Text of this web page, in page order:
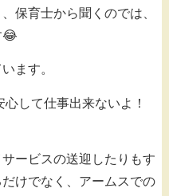
保育士から聞くのでは、
😂
ます。
して仕事出来ないよ！
ービスの送迎したりもす
けでなく、アームスでの